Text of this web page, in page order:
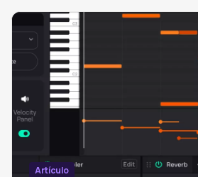
Artículo